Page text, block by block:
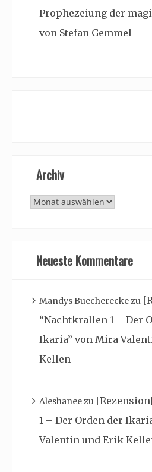
Prophezeiung der
von Stefan Gemmel
Archiv
Archiv
Neueste Kommentare
Mandys Buechereckezu
“Nachtkrallen 1 – Der
Ikaria” von Mira
Kellen
Aleshaneezu
1 – Der Orden der
Valentin und Erik